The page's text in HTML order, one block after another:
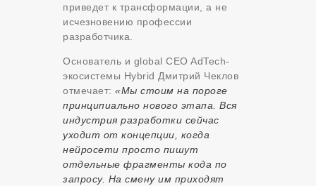
приведет к трансформации, а не
исчезновению профессии
разработчика.
Основатель и global CEO AdTech-
экосистемы Hybrid Дмитрий Чеклов
отмечает: «Мы стоим на пороге
принципиально нового этапа. Вся
индустрия разработки сейчас
уходит от концепции, когда
нейросети просто пишут
отдельные фрагменты кода по
запросу. На смену им приходят